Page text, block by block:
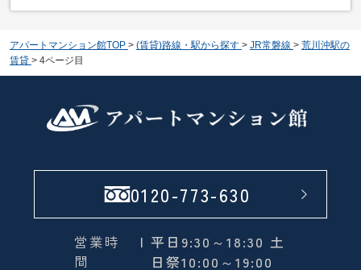
アパートマンション館TOP > (賃貸)路線・駅から探す > JR常磐線 > 荒川沖駅の
賃貸 > 4ページ目
0120-773-630
営業時
間
| 平日9:30～18:30 土
日祭10:00～19:00